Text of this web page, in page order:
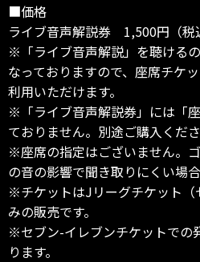
■価格
ライブ音声解説券 1,500円（税
※「ライブ音声解説」を聴ける
なっておりますので、座席チケ
利用いただけます。
※「ライブ音声解説券」には「
ておりません。別途ご購入くださ
※座席の指定はございません。
の音の影響で聞き取りにくい場合
※チケットはJリーグチケット（
みの販売です。
※セブン-イレブンチケットでの
ります。